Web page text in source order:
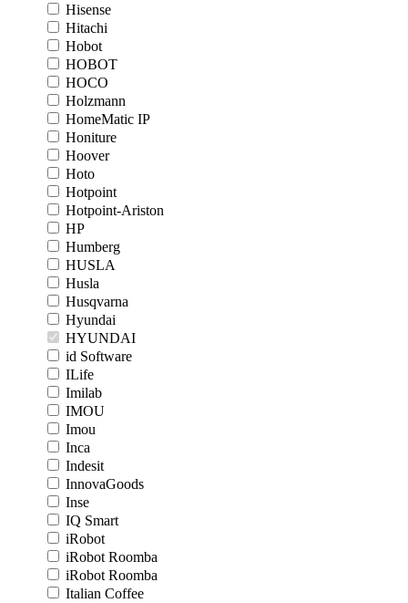
Hisense
Hitachi
Hobot
HOBOT
HOCO
Holzmann
HomeMatic IP
Honiture
Hoover
Hoto
Hotpoint
Hotpoint-Ariston
HP
Humberg
HUSLA
Husla
Husqvarna
Hyundai
HYUNDAI
id Software
ILife
Imilab
IMOU
Imou
Inca
Indesit
InnovaGoods
Inse
IQ Smart
iRobot
iRobot Roomba
iRobot Roomba
Italian Coffee